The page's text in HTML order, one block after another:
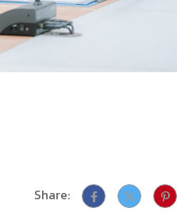
Share: